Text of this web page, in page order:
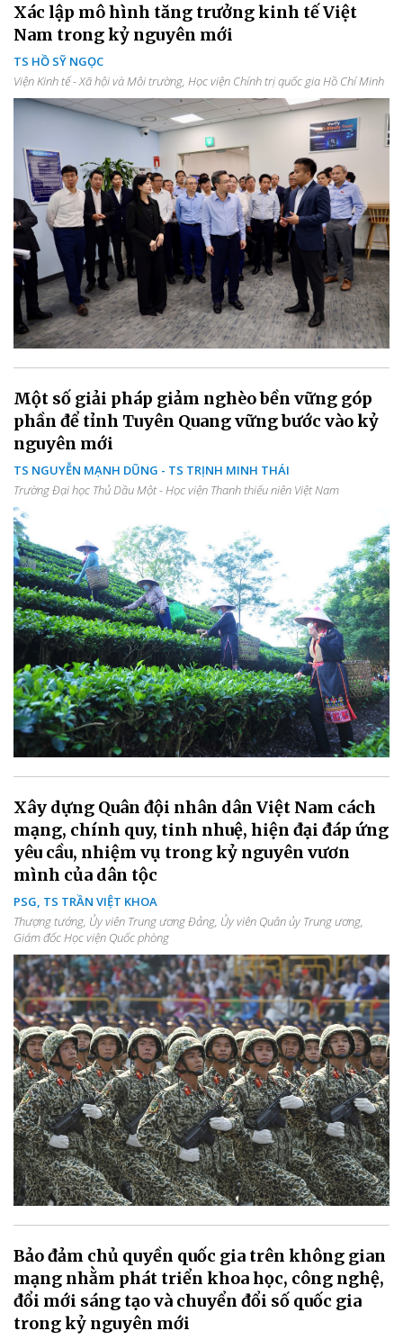
Xác lập mô hình tăng trưởng kinh tế Việt
Nam trong kỷ nguyên mới
TS HỒ SỸ NGỌC
Viện Kinh tế - Xã hội và Môi trường, Học viện Chính trị quốc gia Hồ Chí Minh
Một số giải pháp giảm nghèo bền vững góp
phần để tỉnh Tuyên Quang vững bước vào kỷ
nguyên mới
TS NGUYỄN MẠNH DŨNG - TS TRỊNH MINH THÁI
Trường Đại học Thủ Dầu Một - Học viện Thanh thiếu niên Việt Nam
Xây dựng Quân đội nhân dân Việt Nam cách
mạng, chính quy, tinh nhuệ, hiện đại đáp ứng
yêu cầu, nhiệm vụ trong kỷ nguyên vươn
mình của dân tộc
PSG, TS TRẦN VIỆT KHOA
Thượng tướng, Ủy viên Trung ương Đảng, Ủy viên Quân ủy Trung ương,
Giám đốc Học viện Quốc phòng
Bảo đảm chủ quyền quốc gia trên không gian
mạng nhằm phát triển khoa học, công nghệ,
đổi mới sáng tạo và chuyển đổi số quốc gia
trong kỷ nguyên mới